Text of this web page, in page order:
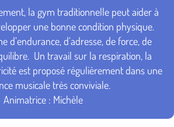
la gym traditionnelle peut aider à
une bonne condition physique.
d’endurance, d’adresse, de force, de
Un travail sur la respiration, la
est proposé régulièrement dans une
musicale très conviviale.
Animatrice : Michèle